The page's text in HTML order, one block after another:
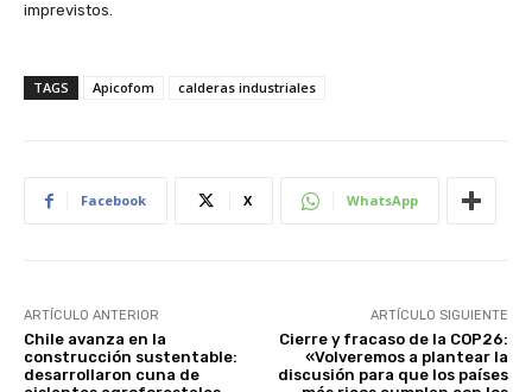
imprevistos.
TAGS Apicofom calderas industriales
Facebook X WhatsApp
ARTÍCULO ANTERIOR
Chile avanza en la
construcción sustentable:
desarrollaron cuna de
ARTÍCULO SIGUIENTE
Cierre y fracaso de la COP26:
«Volveremos a plantear la
discusión para que los países